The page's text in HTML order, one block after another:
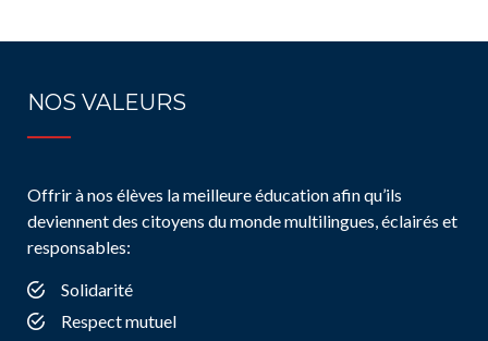
NOS VALEURS
Offrir à nos élèves la meilleure éducation afin qu’ils
deviennent des citoyens du monde multilingues, éclairés et
responsables:
Solidarité
Respect mutuel